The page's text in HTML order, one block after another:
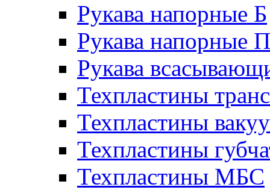
Рукава напорные Б
Рукава напорные П
Рукава
Техпластины
Техпластины
Техпластины
Техпластины МБС